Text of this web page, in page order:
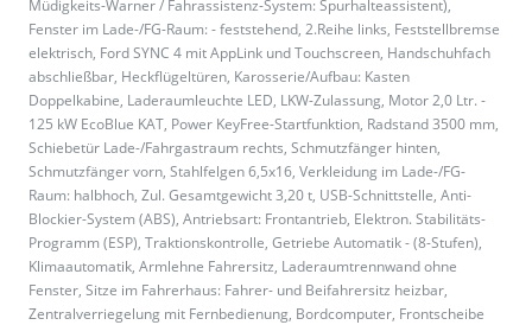
Müdigkeits-Warner / Fahrassistenz-System: Spurhalteassistent),
Fenster im Lade-/FG-Raum: - feststehend, 2.Reihe links, Feststellbremse
elektrisch, Ford SYNC 4 mit AppLink und Touchscreen, Handschuhfach
abschließbar, Heckflügeltüren, Karosserie/Aufbau: Kasten
Doppelkabine, Laderaumleuchte LED, LKW-Zulassung, Motor 2,0 Ltr. -
125 kW EcoBlue KAT, Power KeyFree-Startfunktion, Radstand 3500 mm,
Schiebetür Lade-/Fahrgastraum rechts, Schmutzfänger hinten,
Schmutzfänger vorn, Stahlfelgen 6,5x16, Verkleidung im Lade-/FG-
Raum: halbhoch, Zul. Gesamtgewicht 3,20 t, USB-Schnittstelle, Anti-
Blockier-System (ABS), Antriebsart: Frontantrieb, Elektron. Stabilitäts-
Programm (ESP), Traktionskontrolle, Getriebe Automatik - (8-Stufen),
Klimaautomatik, Armlehne Fahrersitz, Laderaumtrennwand ohne
Fenster, Sitze im Fahrerhaus: Fahrer- und Beifahrersitz heizbar,
Zentralverriegelung mit Fernbedienung, Bordcomputer, Frontscheibe